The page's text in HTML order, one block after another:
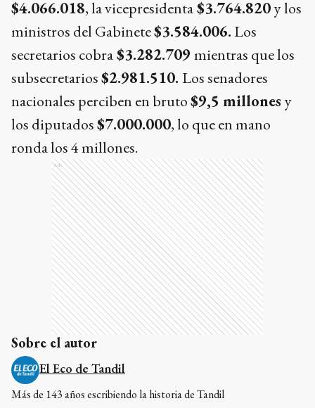
$4.066.018, la vicepresidenta$3.764.820y los
ministros del Gabinete$3.584.006. Los
secretarios cobra$3.282.709 mientras que los
subsecretarios$2.981.510. Los senadores
nacionales perciben en bruto$9,5 millones y
los diputados$7.000.000, lo que en mano
ronda los 4 millones.
Ads
Sobre el autor
El Eco de Tandil
Más de 143 años escribiendo la historia de Tandil